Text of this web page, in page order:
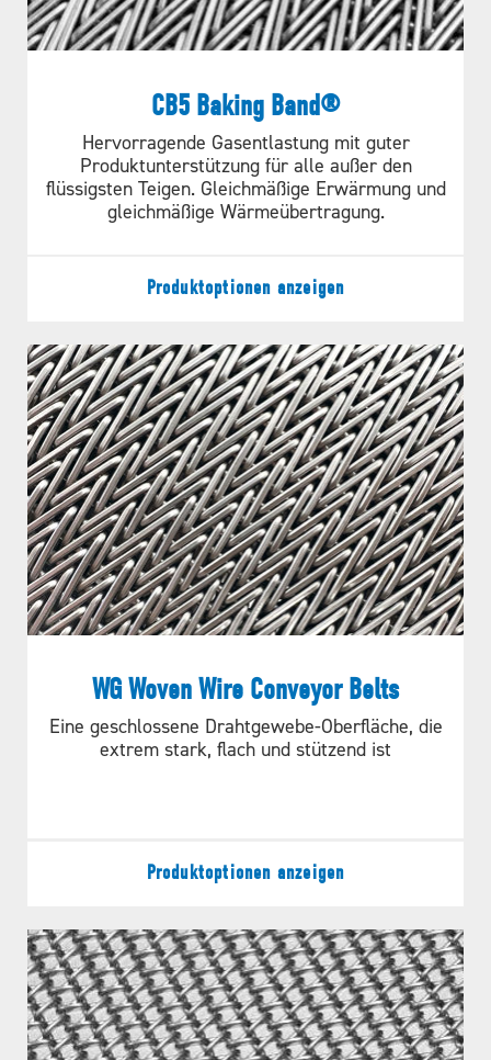
Besondere Merkmale
WG-Gurte können mit Mitnehmern (Abbildung A) oder
als positiv angetriebene Kantengurte (Abbildung B)
Hohlbolzen im 0,5"(12,7mm), 0,63"(15,9mm) oder 1"
CB5 Baking Band®
Hervorragende Gasentlastung mit guter
Produktunterstützung für alle außer den
flüssigsten Teigen. Gleichmäßige Erwärmung und
gleichmäßige Wärmeübertragung.
Produktoptionen anzeigen
WG Woven Wire Conveyor Belts
Eine geschlossene Drahtgewebe-Oberfläche, die
extrem stark, flach und stützend ist
Produktoptionen anzeigen